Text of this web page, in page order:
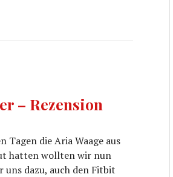
– Rezension
Tagen die Aria Waage aus
hatten wollten wir nun
dazu, auch den Fitbit